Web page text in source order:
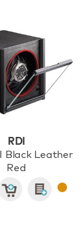
RDI
Black Leather
Red